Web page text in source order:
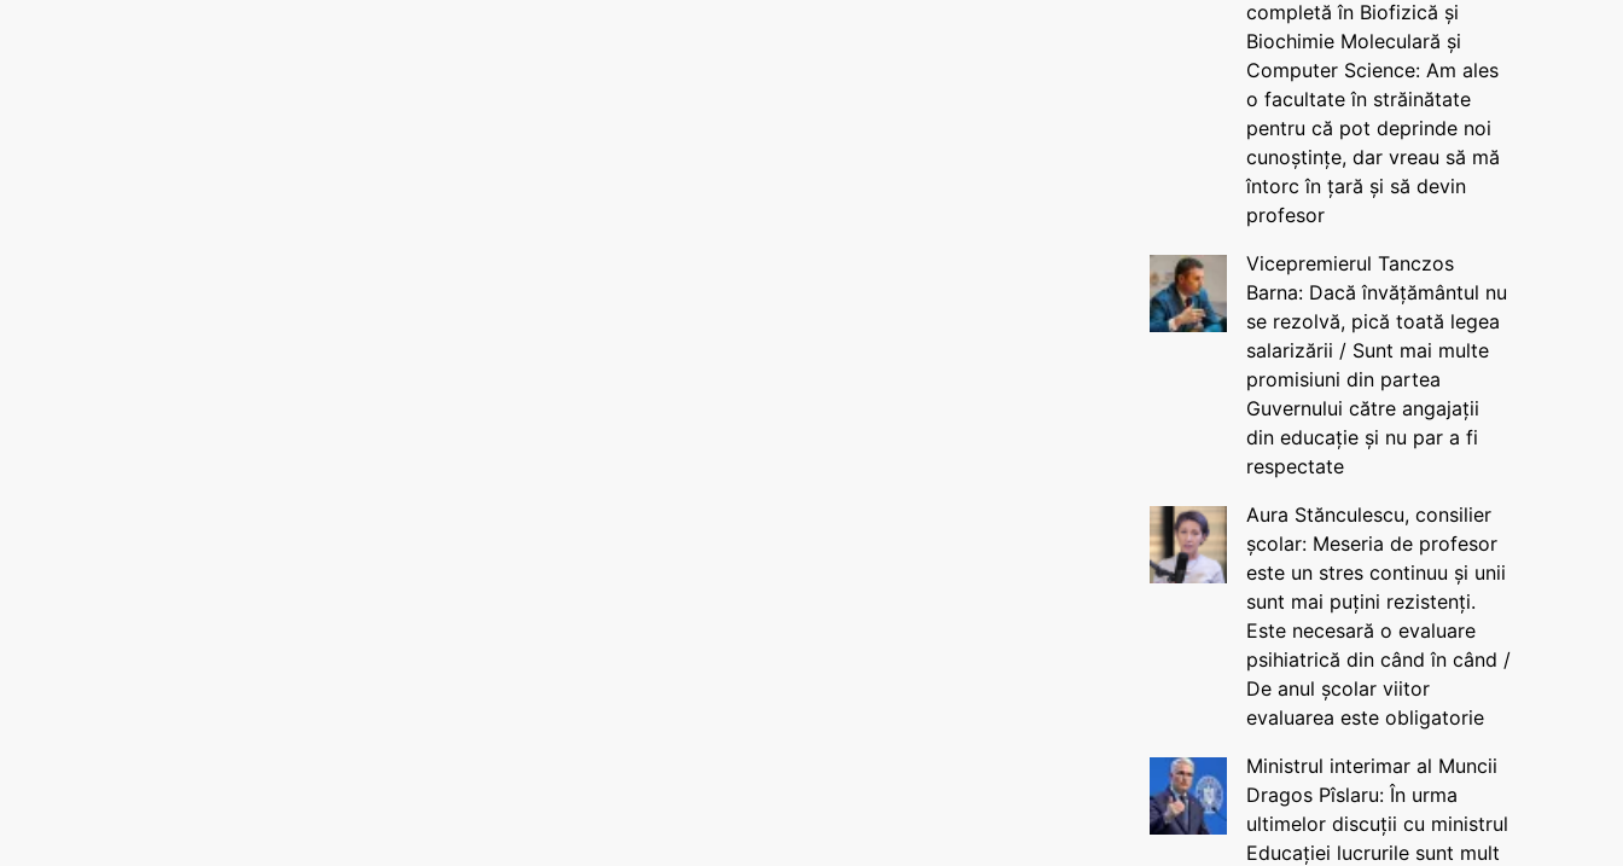
completă în Biofizică și
Biochimie Moleculară și
Computer Science: Am ales
o facultate în străinătate
pentru că pot deprinde noi
cunoștințe, dar vreau să mă
întorc în țară și să devin
profesor
Vicepremierul Tanczos
Barna: Dacă învățământul nu
se rezolvă, pică toată legea
salarizării / Sunt mai multe
promisiuni din partea
Guvernului către angajații
din educație și nu par a fi
respectate
Aura Stănculescu, consilier
școlar: Meseria de profesor
este un stres continuu și unii
sunt mai puțini rezistenți.
Este necesară o evaluare
psihiatrică din când în când /
De anul școlar viitor
evaluarea este obligatorie
Ministrul interimar al Muncii
Dragos Pîslaru: În urma
ultimelor discuții cu ministrul
Educației lucrurile sunt mult